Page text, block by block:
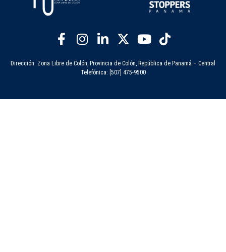
Dirección: Zona Libre de Colón, Provincia de Colón, República de Panamá – Central
Telefónica: [507] 475-9500